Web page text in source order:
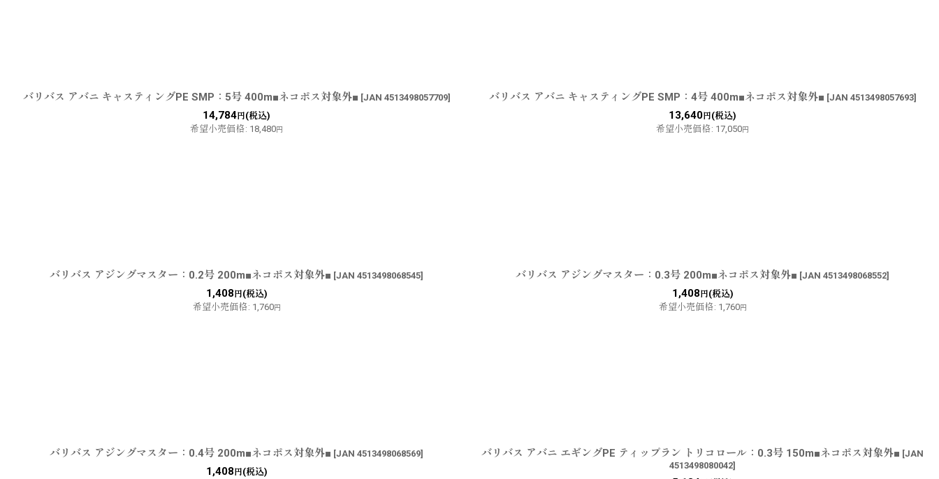
バリバス アバニ キャスティングPE SMP：5号 400m■ネコポス対象外■ [JAN 4513498057709]
14,784 円(税込)
希望小売価格: 18,480円
バリバス アバニ キャスティングPE SMP：4号 400m■ネコポス対象外■ [JAN 4513498057693]
13,640 円(税込)
希望小売価格: 17,050円
バリバス アジングマスター：0.2号 200m■ネコポス対象外■ [JAN 4513498068545]
1,408 円(税込)
希望小売価格: 1,760円
バリバス アジングマスター：0.3号 200m■ネコポス対象外■ [JAN 4513498068552]
1,408 円(税込)
希望小売価格: 1,760円
バリバス アジングマスター：0.4号 200m■ネコポス対象外■ [JAN 4513498068569]
1,408 円(税込)
バリバス アバニ エギングPE ティップラン トリコロール：0.3号 150m■ネコポス対象外■ [JAN
4513498080042]